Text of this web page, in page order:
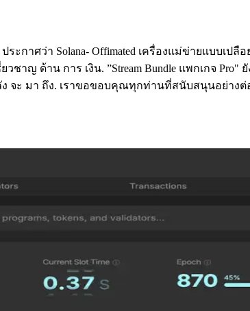
ระกาศว่า Solana- Offimated เครื่องแม่ข่ายแบบเป
ชาญ ด้าน การ เงิน. ”Stream Bundle แพกเกจ
ง จะ มา ถึง. เราขอขอบคุณทุกท่านที่สนับสนุนอย่างต่